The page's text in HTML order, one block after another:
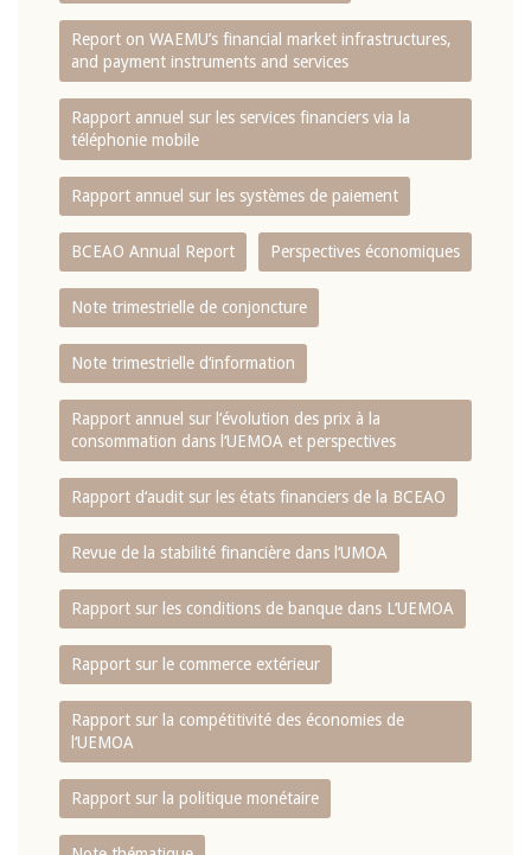
Report on WAEMU’s financial market infrastructures,
and payment instruments and services
Rapport annuel sur les services financiers via la
téléphonie mobile
Rapport annuel sur les systèmes de paiement
BCEAO Annual Report Perspectives économiques
Note trimestrielle de conjoncture
Note trimestrielle d‘information
Rapport annuel sur l‘évolution des prix à la
consommation dans l‘UEMOA et perspectives
Rapport d‘audit sur les états financiers de la BCEAO
Revue de la stabilité financière dans l‘UMOA
Rapport sur les conditions de banque dans L‘UEMOA
Rapport sur le commerce extérieur
Rapport sur la compétitivité des économies de
l‘UEMOA
Rapport sur la politique monétaire